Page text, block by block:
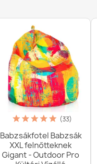
(33)
Babzsákfotel Babzsák
XXL felnőtteknek
Gigant - Outdoor Pro